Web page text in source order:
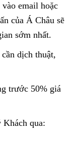
email hoặc
của Á Châu sẽ
sớm nhất.
dịch thuật,
trước 50% giá
Khách qua: